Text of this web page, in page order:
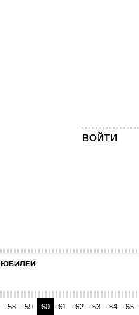
ВОЙТИ
ЮБИЛЕИ
58 59 60 61 62 63 64 65